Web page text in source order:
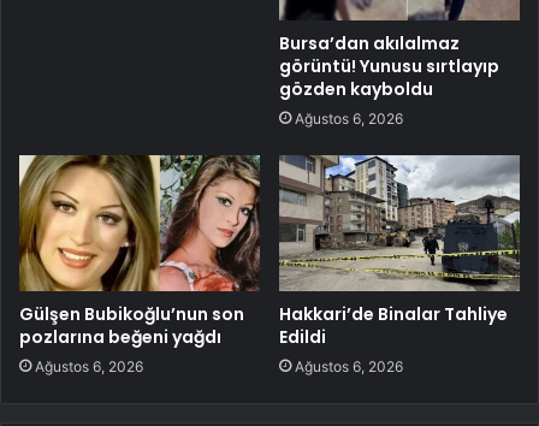
Bursa’dan akılalmaz
görüntü! Yunusu sırtlayıp
gözden kayboldu
Ağustos 6, 2026
Gülşen Bubikoğlu’nun son
pozlarına beğeni yağdı
Ağustos 6, 2026
Hakkari’de Binalar Tahliye
Edildi
Ağustos 6, 2026